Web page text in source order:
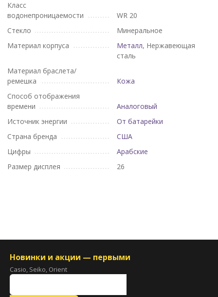
Класс
водонепроницаемости
WR 20
Стекло
Минеральное
Материал корпуса
Металл, Нержавеющая
сталь
Материал браслета/
ремешка
Кожа
Способ отображения
времени
Аналоговый
Источник энергии
От батарейки
Страна бренда
США
Цифры
Арабские
Размер дисплея
26
Новинки и акции — первыми
Casio, Seiko, Orient